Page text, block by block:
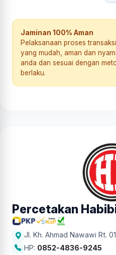
Jaminan 100% Aman
Pelaksanaan proses
yang mudah, aman dan
anda dan sesuai dengan
berlaku.
Percetakan
Jl. Kh. Ahmad Nawawi Rt.
HP: 0852-4836-9245